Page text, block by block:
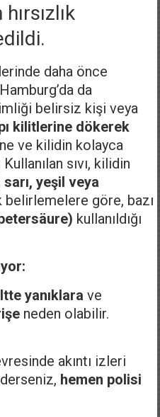
daha önce
da
belirsiz kişi veya
kilitlerine dökerek
ve kilidin kolayca
sıvı, kilidin
yeşil veya
belirlemelere göre, bazı
kullanıldığı
yanıklara ve
neden olabilir.
akıntı izleri
hemen polisi